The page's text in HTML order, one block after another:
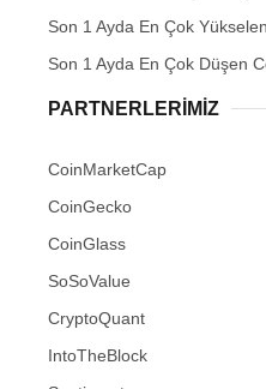
Son 1 Ayda En Çok
Son 1 Ayda En Çok Düşen
PARTNERLERIMIZ
CoinMarketCap
CoinGecko
CoinGlass
SoSoValue
CryptoQuant
IntoTheBlock